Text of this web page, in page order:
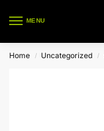
MENU
Home / Uncategorized /